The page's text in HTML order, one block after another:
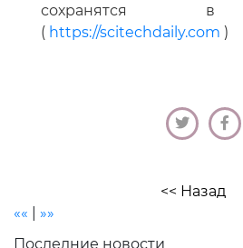
сохранятся в
( https://scitechdaily.com )
<< Назад
««
»»
Последние новости